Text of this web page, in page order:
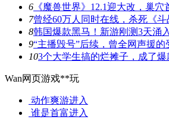
6 《魔兽世界》12.1迎大改，巢
7曾经60万人同时在线，杀死《
8韩国爆款黑马！新游刚测3天涌
9“主播毁号”后续，曾全网声援
103个大学生搞的烂摊子，成了
Wan网页游戏**玩
动作爽游进入
谁是首富进入